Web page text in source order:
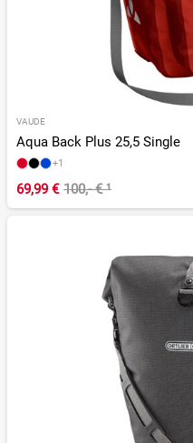
VAUDE
Aqua Back Plus 25,5 Single
+1
69,99 € 100,- €¹